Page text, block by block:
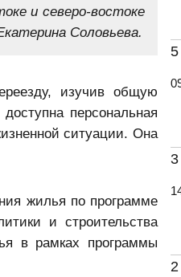
и северо-востоке
Соловьева.
изучив общую
персональная
ситуации. Она
жилья по программе
и строительства
в рамках программы
5